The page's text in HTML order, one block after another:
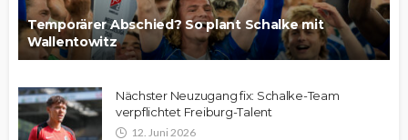
Temporärer Abschied? So plant Schalke mit
Wallentowitz
Nächster Neuzugang fix: Schalke-Team
verpflichtet Freiburg-Talent
12. Juni 2026